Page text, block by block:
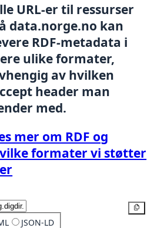
URL-er til ressurser
data.norge.no kan
RDF-metadata i
ulike formater,
av hvilken
header man
med.
mer om RDF og
formater vi støtter
JSON-LD